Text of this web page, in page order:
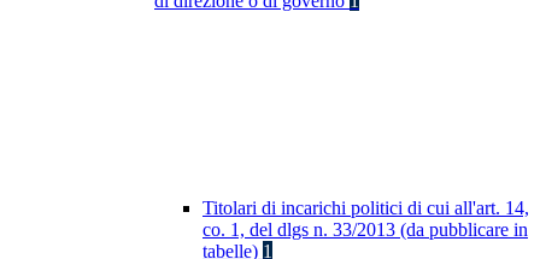
Titolari di incarichi politici di cui all'art. 14,
co. 1, del dlgs n. 33/2013 (da pubblicare in
tabelle) 1